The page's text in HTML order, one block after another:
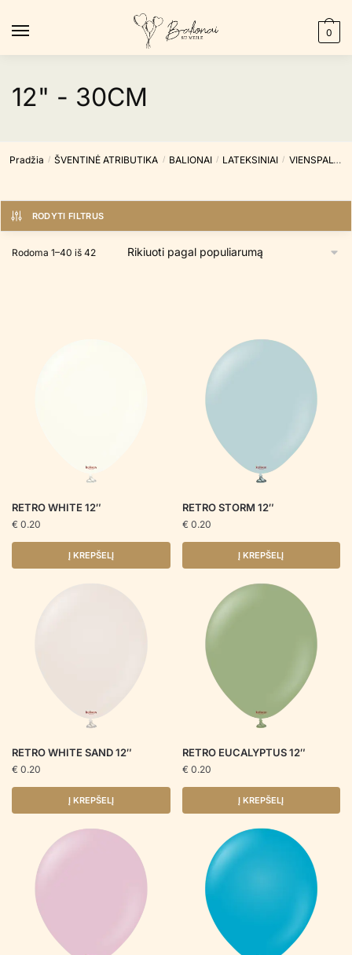
0
12" - 30CM
Pradžia / ŠVENTINĖ ATRIBUTIKA / BALIONAI / LATEKSINIAI / VIENSPALVIAI
RODYTI FILTRUS
Rodoma 1–40 iš 42Rūšiuojama
RETRO WHITE 12″
€ 0.20
Į KREPŠELĮ
RETRO STORM 12″
€ 0.20
Į KREPŠELĮ
RETRO WHITE SAND 12″
€ 0.20
Į KREPŠELĮ
RETRO EUCALYPTUS 12″
€ 0.20
Į KREPŠELĮ